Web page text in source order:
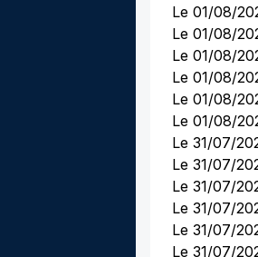
Le 01/08/
Le 01/08/
Le 01/08/
Le 01/08/
Le 01/08/
Le 01/08/
Le 31/07/
Le 31/07/
Le 31/07/
Le 31/07/
Le 31/07/
Le 31/07/